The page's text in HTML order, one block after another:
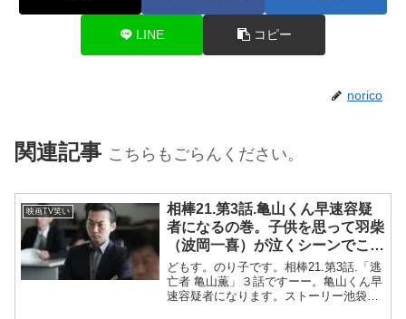
LINE コピー
norico
関連記事 こちらもごらんください。
映画TV笑い
相棒21.第3話.亀山くん早速容疑
者になるの巻。子供を思って羽柴
（波岡一喜）が泣くシーンでこっ
ちも泣けた。。
どもす。のり子です。相棒21.第3話.「逃
亡者 亀山薫」３話ですーー。亀山くん早
速容疑者になります。ストーリー池袋で